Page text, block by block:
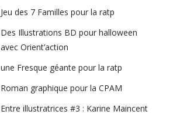
Jeu des 7 Familles pour la ratp
Des Illustrations BD pour halloween
avec Orient’action
une Fresque géante pour la ratp
Roman graphique pour la CPAM
Entre illustratrices #3 : Karine Maincent